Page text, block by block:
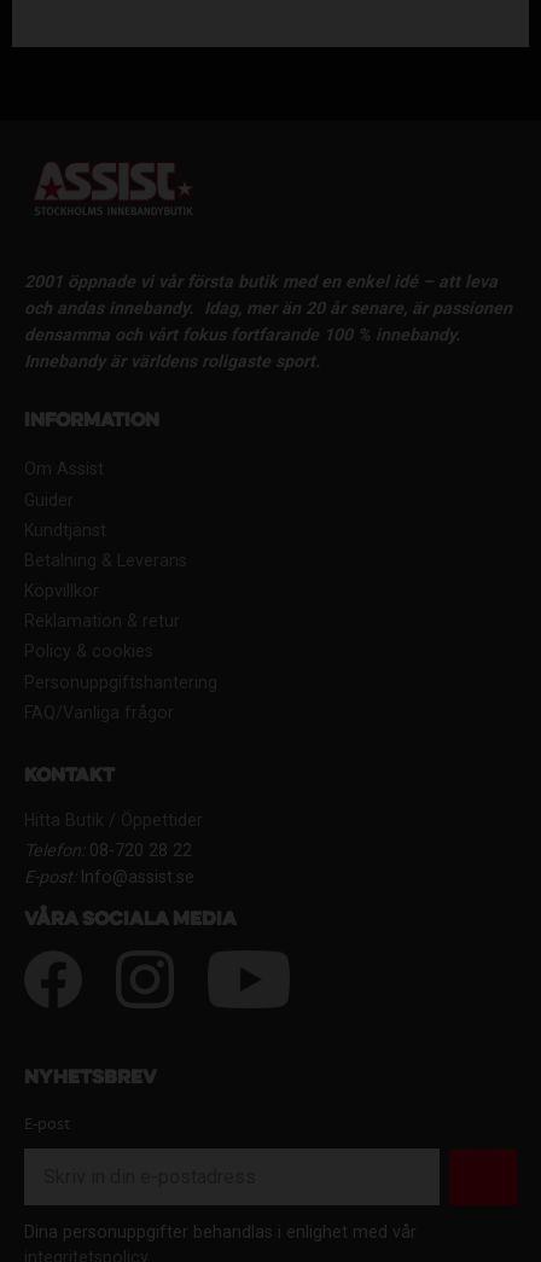
2001 öppnade vi vår första butik med en enkel idé – att leva
och andas innebandy.
Idag, mer än 20 år senare, är passionen
densamma och vårt fokus fortfarande 100 % innebandy.
Innebandy är världens roligaste sport.
Information
Om Assist
Guider
Kundtjänst
Betalning & Leverans
Köpvillkor
Reklamation & retur
Policy & cookies
Personuppgiftshantering
FAQ/Vanliga frågor
Kontakt
Hitta Butik / Öppettider
Telefon:08-720 28 22
E-post:Info@assist.se
Våra sociala media
Nyhetsbrev
E-post
Dina personuppgifter behandlas i enlighet med vår
integritetspolicy